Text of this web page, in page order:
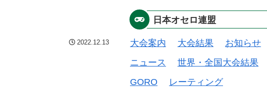
2022.12.13
日本オセロ連盟
大会案内 大会結果
お知らせ
ニュース
世界・全国大会結果
GORO
レーティング